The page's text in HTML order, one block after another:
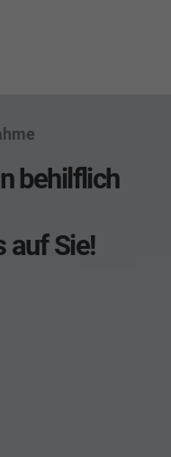
behilflich
auf Sie!